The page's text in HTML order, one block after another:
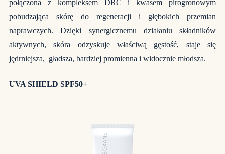
połączona z kompleksem DRC i kwasem pirogronowym
pobudzająca skórę do regeneracji i głębokich przemian
naprawczych. Dzięki synergicznemu działaniu składników
aktywnych, skóra odzyskuje właściwą gęstość, staje się
jędrniejsza, gładsza, bardziej promienna i widocznie młodsza.
UVA SHIELD SPF50+